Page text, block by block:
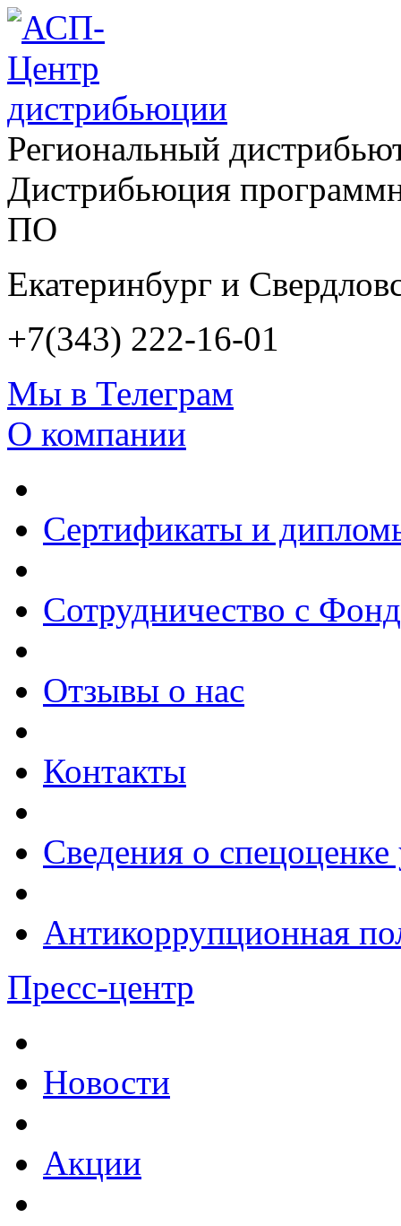
Региональный
Дистрибьюция
ПО
Екатеринбург и
+7(343) 222-16-01
Мы в Телеграм
О компании
Сертификаты и
Сотрудничество с
Отзывы о нас
Контакты
Сведения о
Антикоррупционная
Пресс-центр
Новости
Акции